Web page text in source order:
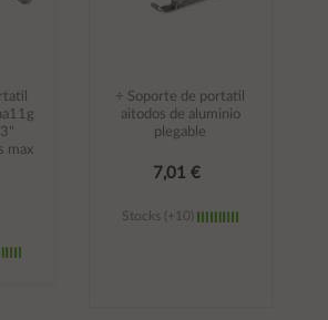
max
÷ Soporte de portatil
aitodos de aluminio
plegable
7,01 €
Stocks (+10)